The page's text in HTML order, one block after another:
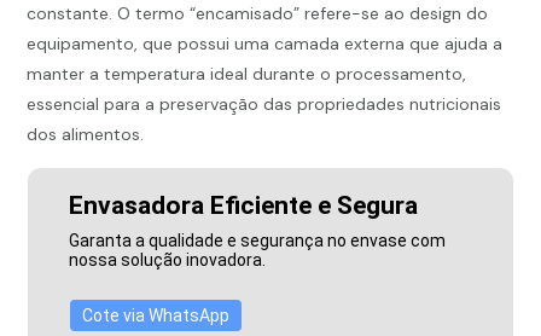
constante. O termo “encamisado” refere-se ao design do
equipamento, que possui uma camada externa que ajuda a
manter a temperatura ideal durante o processamento,
essencial para a preservação das propriedades nutricionais
dos alimentos.
Envasadora Eficiente e Segura
Garanta a qualidade e segurança no envase com
nossa solução inovadora.
Cote via WhatsApp